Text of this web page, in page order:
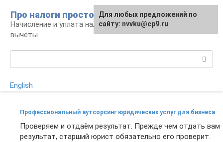
контенту
Про налоги просто
Начисление и уплата налогов, налоговые
вычеты
English
Профессиональный аутсорсинг юридических услуг для бизнеса
Проверяем и отдаём результат. Прежде чем отдать вам
результат, старший юрист обязательно его проверит.
Для любых предложений по
сайту: nvvku@cp9.ru